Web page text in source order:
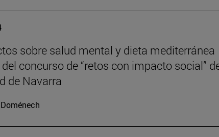
sobre salud mental y dieta mediterránea
concurso de “retos con impacto social”
de Navarra